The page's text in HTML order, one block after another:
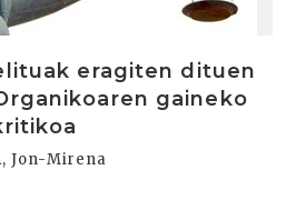
eragiten dituen
gaineko
Jon-Mirena